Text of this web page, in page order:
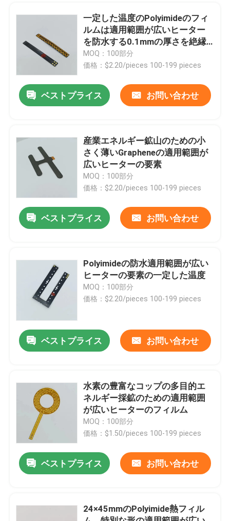
家
ビデオ
私達について
工場旅行
品質管理
ニュース
引用を要求しなさい
Piのフィルムのヒーター
一定した温度のPolyimideのフィ
ルムは適用範囲が広いヒーター
を防水する0.1mmの厚さを絶縁
した
MOQ：100部分
価格：$2.20/pieces 100-199 pieces
ベストプライス お問い合わせ
産業エネルギー鉱山のための小
さく薄いGrapheneの適用範囲が
広いヒーターの要素
MOQ：100部分
価格：$2.20/pieces 100-199 pieces
ベストプライス お問い合わせ
Polyimideの防水適用範囲が広い
ヒーターの要素の一定した温度
MOQ：100部分
価格：$2.20/pieces 100-199 pieces
ベストプライス お問い合わせ
水素の豊富なコップの多目的エ
ネルギー採鉱のための適用範囲
が広いヒーターのフィルム
MOQ：100部分
価格：$1.50/pieces 100-199 pieces
ベストプライス お問い合わせ
24×45mmのPolyimide熱フィル